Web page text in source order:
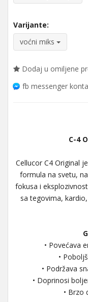
Varijante:
voćni miks
Dodaj u omiljene
fb messenger
C-4
Cellucor C4 Original
formula na svetu,
fokusa i
sa tegovima,
• Povećava
•
• Podržava
• Doprinosi
• Brzo